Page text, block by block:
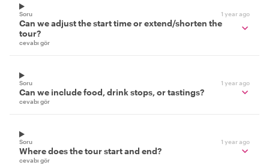
Soru 1 year ago
Can we adjust the start time or extend/shorten the
tour?
cevabı gör
Soru 1 year ago
Can we include food, drink stops, or tastings?
cevabı gör
Soru 1 year ago
Where does the tour start and end?
cevabı gör